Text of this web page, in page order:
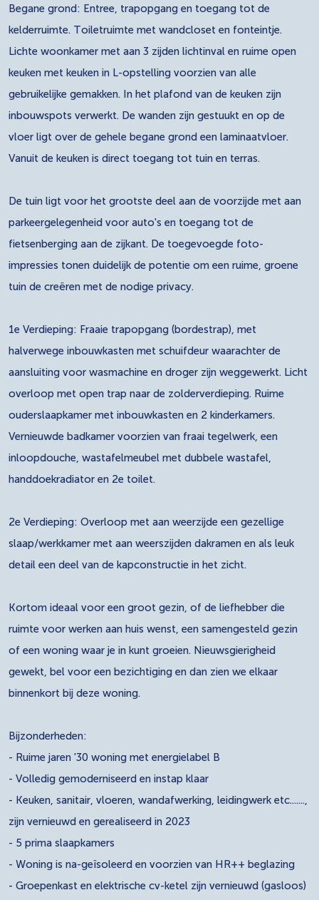
Begane grond: Entree, trapopgang en toegang tot de
kelderruimte. Toiletruimte met wandcloset en fonteintje.
Lichte woonkamer met aan 3 zijden lichtinval en ruime open
keuken met keuken in L-opstelling voorzien van alle
gebruikelijke gemakken. In het plafond van de keuken zijn
inbouwspots verwerkt. De wanden zijn gestuukt en op de
vloer ligt over de gehele begane grond een laminaatvloer.
Vanuit de keuken is direct toegang tot tuin en terras.
De tuin ligt voor het grootste deel aan de voorzijde met aan
parkeergelegenheid voor auto's en toegang tot de
fietsenberging aan de zijkant. De toegevoegde foto-
impressies tonen duidelijk de potentie om een ruime, groene
tuin de creëren met de nodige privacy.
1e Verdieping: Fraaie trapopgang (bordestrap), met
halverwege inbouwkasten met schuifdeur waarachter de
aansluiting voor wasmachine en droger zijn weggewerkt. Licht
overloop met open trap naar de zolderverdieping. Ruime
ouderslaapkamer met inbouwkasten en 2 kinderkamers.
Vernieuwde badkamer voorzien van fraai tegelwerk, een
inloopdouche, wastafelmeubel met dubbele wastafel,
handdoekradiator en 2e toilet.
2e Verdieping: Overloop met aan weerzijde een gezellige
slaap/werkkamer met aan weerszijden dakramen en als leuk
detail een deel van de kapconstructie in het zicht.
Kortom ideaal voor een groot gezin, of de liefhebber die
ruimte voor werken aan huis wenst, een samengesteld gezin
of een woning waar je in kunt groeien. Nieuwsgierigheid
gewekt, bel voor een bezichtiging en dan zien we elkaar
binnenkort bij deze woning.
Bijzonderheden:
- Ruime jaren '30 woning met energielabel B
- Volledig gemoderniseerd en instap klaar
- Keuken, sanitair, vloeren, wandafwerking, leidingwerk etc.......,
zijn vernieuwd en gerealiseerd in 2023
- 5 prima slaapkamers
- Woning is na-geïsoleerd en voorzien van HR++ beglazing
- Groepenkast en elektrische cv-ketel zijn vernieuwd (gasloos)